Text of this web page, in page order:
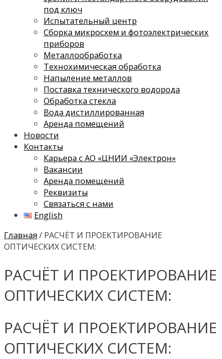
под ключ
Испытательный центр
Сборка микросхем и фотоэлектрических
приборов
Металлообработка
Технохимическая обработка
Напыление металлов
Поставка технического водорода
Обработка стекла
Вода дистиллированная
Аренда помещений
Новости
Контакты
Карьера с АО «ЦНИИ «Электрон»
Вакансии
Аренда помещений
Реквизиты
Связаться с нами
English
Главная/ РАСЧЁТ И ПРОЕКТИРОВАНИЕ
ОПТИЧЕСКИХ СИСТЕМ:
РАСЧЁТ И ПРОЕКТИРОВАНИЕ
ОПТИЧЕСКИХ СИСТЕМ:
РАСЧЁТ И ПРОЕКТИРОВАНИЕ
ОПТИЧЕСКИХ СИСТЕМ: